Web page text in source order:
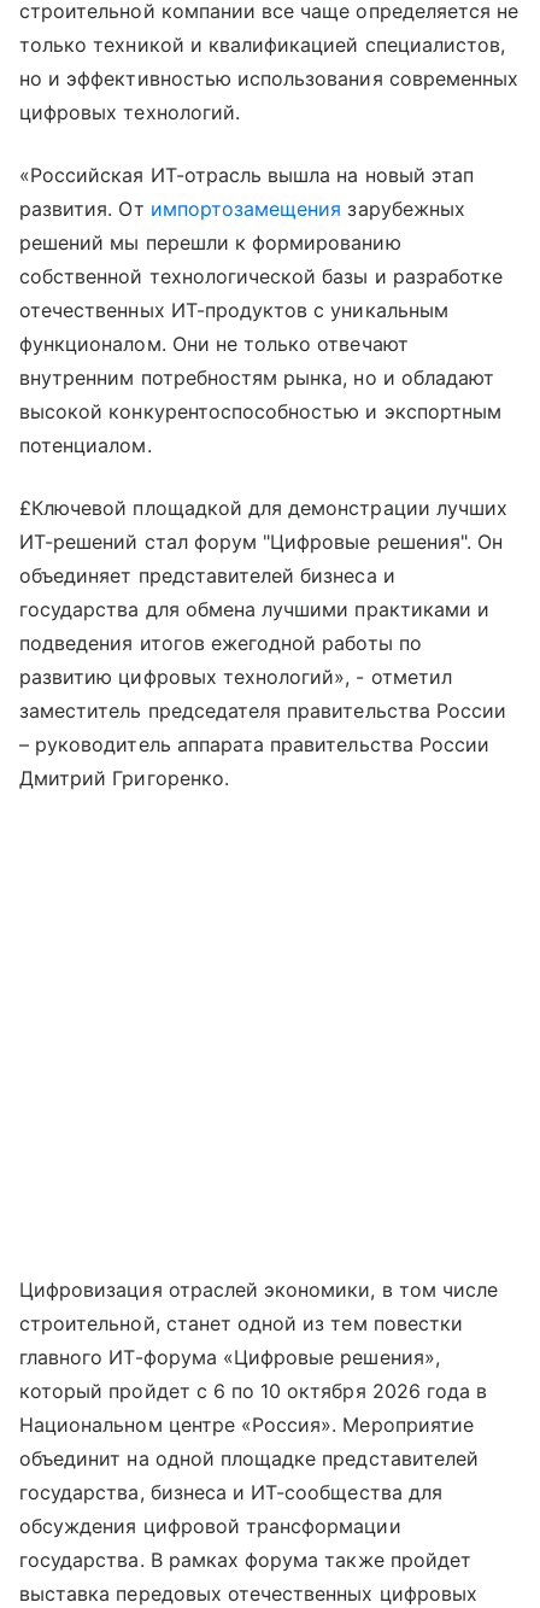
строительной компании все чаще определяется не
только техникой и квалификацией специалистов,
но и эффективностью использования современных
цифровых технологий.
«Российская ИТ-отрасль вышла на новый этап
развития. От импортозамещения зарубежных
решений мы перешли к формированию
собственной технологической базы и разработке
отечественных ИТ-продуктов с уникальным
функционалом. Они не только отвечают
внутренним потребностям рынка, но и обладают
высокой конкурентоспособностью и экспортным
потенциалом.
£Ключевой площадкой для демонстрации лучших
ИТ-решений стал форум "Цифровые решения". Он
объединяет представителей бизнеса и
государства для обмена лучшими практиками и
подведения итогов ежегодной работы по
развитию цифровых технологий», - отметил
заместитель председателя правительства России
– руководитель аппарата правительства России
Дмитрий Григоренко.
Цифровизация отраслей экономики, в том числе
строительной, станет одной из тем повестки
главного ИТ-форума «Цифровые решения»,
который пройдет с 6 по 10 октября 2026 года в
Национальном центре «Россия». Мероприятие
объединит на одной площадке представителей
государства, бизнеса и ИТ-сообщества для
обсуждения цифровой трансформации
государства. В рамках форума также пройдет
выставка передовых отечественных цифровых